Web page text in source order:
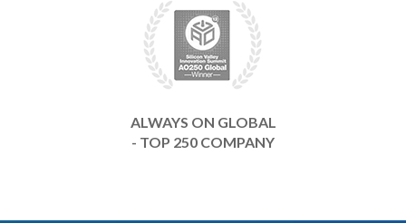
ALWAYS ON GLOBAL
- TOP 250 COMPANY